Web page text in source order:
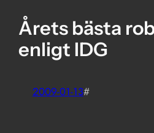
Årets bästa
enligt IDG
2009-01-13#